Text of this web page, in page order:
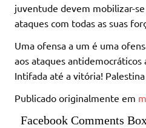
juventude devem mobilizar-
ataques com todas as suas
Uma ofensa a um é uma
aos ataques
Intifada até a vitória!
Publicado originalmente em
Facebook Comments